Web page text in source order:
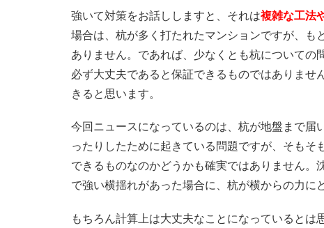
強いて対策をお話ししますと、それは複雑な工法
場合は、杭が多く打たれたマンションですが、も
ありません。であれば、少なくとも杭についての
必ず大丈夫であると保証できるものではありま
きると思います。
今回ニュースになっているのは、杭が地盤まで
ったりしたために起きている問題ですが、そも
できるものなのかどうかも確実ではありません
で強い横揺れがあった場合に、杭が横からの力に
もちろん計算上は大丈夫なことになっていると